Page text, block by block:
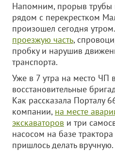
Напомним, прорыв трубы
рядом с перекрестком
произошел сегодня утром.
проезжую часть,
пробку и нарушив
транспорта.
Уже в 7 утра на место ЧП
восстановительные
Как рассказала Порталу
компании, на месте
экскаваторов и три
насосом на базе
пришлось делать вручную.